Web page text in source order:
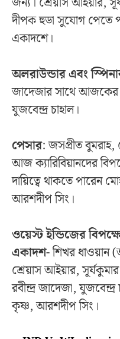
দীপক হুডা সুযোগ পেতে
একাদশে।
অলরাউন্ডার এবং
জাদেজার সাথে আজকের
যুজবেন্দ্র চাহাল।
পেসার: জসপ্রীত বুমরাহ,
আজ ক্যারিবিয়ানদের
দায়িত্বে থাকতে পারেন
আরশদীপ সিং।
ওয়েস্ট ইন্ডিজের
একাদশ-শিখর ধাওয়ান
শ্রেয়াস আইয়ার,
রবীন্দ্র জাদেজা,
কৃষ্ণ, আরশদীপ সিং।